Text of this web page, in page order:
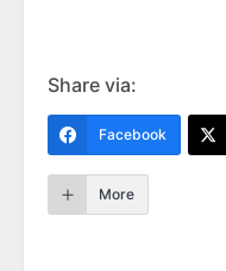
Share via:
Facebook
More